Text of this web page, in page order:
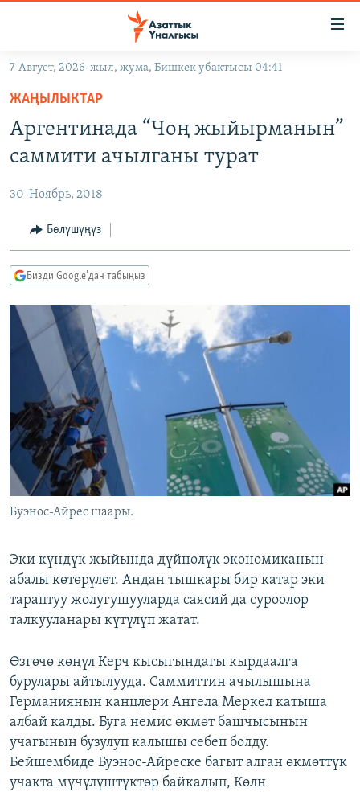
Навигацияга
өтүңүз
Издөөгө
салыңызКЫРГЫЗСТАН
ЭКОНОМИКА
МАДАНИЯТ
ДҮЙНӨ
БОРБОР АЗИЯ
АТАЙЫН ИЛИКТӨӨ
ТВ ПРОГРАММАЛАР
ЭКСПЕРТТЕР ТАЛДАЙТ
БИЗ ЖАНА ДҮЙНӨ
ДАНИСТЕ
ЭЖЕ-СИҢДИЛЕР
АЗАТТЫК+
ЫҢГАЙСЫЗ СУРООЛОР
ӨЗГӨЧӨ ПИКИР
Русский
ОНЛАЙН ШЕРИНЕ
ЭЕ/АРнун бардык сайттары
7-Август, 2026-жыл, жума, Бишкек убактысы 04:41
ЖАҢЫЛЫКТАР
Аргентинада “Чоң жыйырманын”
саммити ачылганы турат
30-Ноябрь, 2018
Бөлүшүңүз
Бизди Google'дан табыңыз
Буэнос-Айрес шаары.
Эки күндүк жыйында дүйнөлүк экономиканын
абалы көтөрүлөт. Андан тышкары бир катар эки
тараптуу жолугушууларда саясий да суроолор
талкууланары күтүлүп жатат.
Өзгөчө көңүл Керч кысыгындагы кырдаалга
бурулары айтылууда. Саммиттин ачылышына
Германиянын канцлери Ангела Меркел катыша
албай калды. Буга немис өкмөт башчысынын
учагынын бузулуп калышы себеп болду.
Бейшембиде Буэнос-Айреске багыт алган өкмөттүк
учакта мүчүлүштүктөр байкалып, Көлн